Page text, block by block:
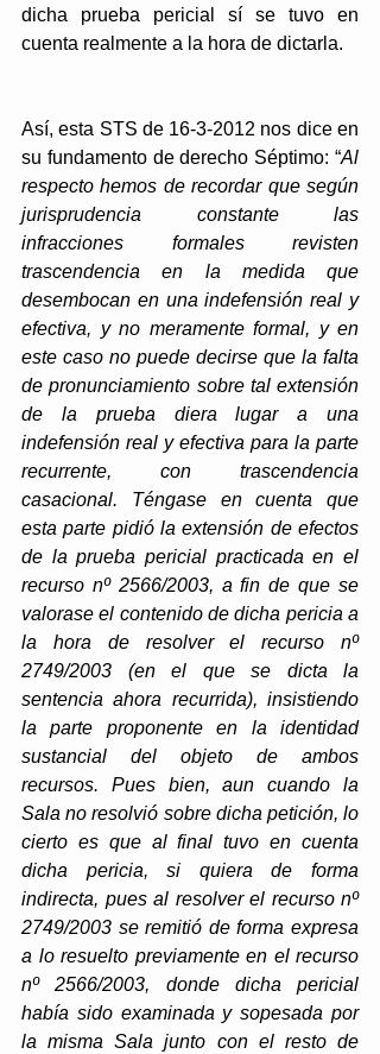
dicha prueba pericial sí se tuvo en
cuenta realmente a la hora de dictarla.
Así, esta STS de 16-3-2012 nos dice en
su fundamento de derecho Séptimo: “Al
respecto hemos de recordar que según
jurisprudencia constante las
infracciones formales revisten
trascendencia en la medida que
desembocan en una indefensión real y
efectiva, y no meramente formal, y en
este caso no puede decirse que la falta
de pronunciamiento sobre tal extensión
de la prueba diera lugar a una
indefensión real y efectiva para la parte
recurrente, con trascendencia
casacional. Téngase en cuenta que
esta parte pidió la extensión de efectos
de la prueba pericial practicada en el
recurso nº 2566/2003, a fin de que se
valorase el contenido de dicha pericia a
la hora de resolver el recurso nº
2749/2003 (en el que se dicta la
sentencia ahora recurrida), insistiendo
la parte proponente en la identidad
sustancial del objeto de ambos
recursos. Pues bien, aun cuando la
Sala no resolvió sobre dicha petición, lo
cierto es que al final tuvo en cuenta
dicha pericia, si quiera de forma
indirecta, pues al resolver el recurso nº
2749/2003 se remitió de forma expresa
a lo resuelto previamente en el recurso
nº 2566/2003, donde dicha pericial
había sido examinada y sopesada por
la misma Sala junto con el resto de